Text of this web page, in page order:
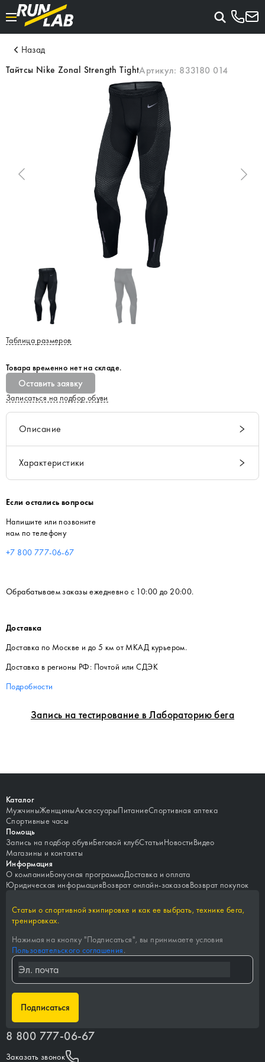
Назад
Тайтсы Nike Zonal Strength TightАртикул: 833180 014
Запись на тестирование в Лабораторию бега
Таблица размеров
Товара временно нет на складе.
Оставить заявку
Записаться на подбор обуви
Описание
Характеристики
Если остались вопросы
Напишите или позвоните
нам по телефону
+7 800 777-06-67
Обрабатываем заказы ежедневно с 10:00 до 20:00.
Доставка
Доставка по Москве и до 5 км от МКАД курьером.
Доставка в регионы РФ: Почтой или СДЭК
Подробности
Каталог
МужчиныЖенщиныАксессуарыПитаниеСпортивная аптека
Спортивные часы
Помощь
Запись на подбор обувиБеговой клубСтатьиНовостиВидео
Магазины и контакты
Информация
О компанииБонусная программаДоставка и оплата
Юридическая информацияВозврат онлайн-заказовВозврат покупок
Статьи о спортивной экипировке и как ее выбрать, технике бега,
тренировках.
Нажимая на кнопку "Подписаться", вы принимаете условия
Пользовательского соглашения.
Подписаться
8 800 777-06-67
Заказать звонок